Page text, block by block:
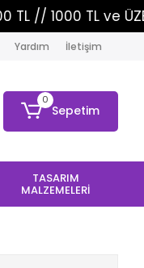
ve ÜZERİ
Yardım İletişim
0
Sepetim
TASARIM
MALZEMELERİ